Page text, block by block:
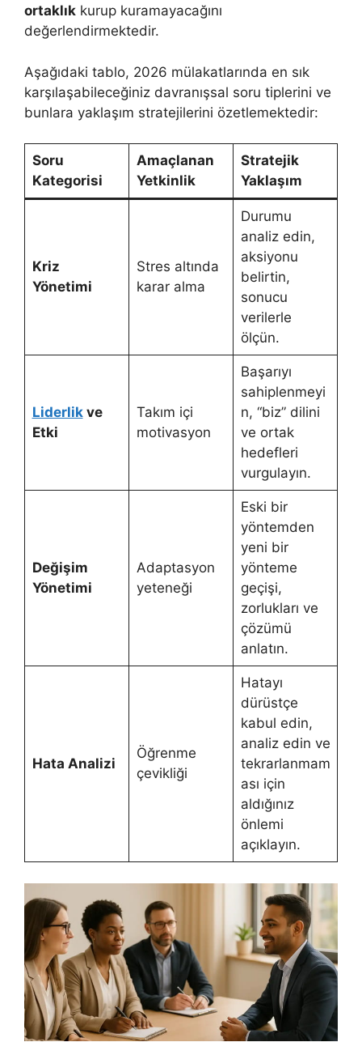
ortaklık kurup kuramayacağını
değerlendirmektedir.
Aşağıdaki tablo, 2026 mülakatlarında en sık
karşılaşabileceğiniz davranışsal soru tiplerini ve
bunlara yaklaşım stratejilerini özetlemektedir:
Soru
Kategorisi
Amaçlanan
Yetkinlik
Stratejik
Yaklaşım
Kriz
Yönetimi
Stres altında
karar alma
Durumu
analiz edin,
aksiyonu
belirtin,
sonucu
verilerle
ölçün.
Liderlikve
Etki
Takım içi
motivasyon
Başarıyı
sahiplenmeyi
n, “biz” dilini
ve ortak
hedefleri
vurgulayın.
Değişim
Yönetimi
Adaptasyon
yeteneği
Eski bir
yöntemden
yeni bir
yönteme
geçişi,
zorlukları ve
çözümü
anlatın.
Hata Analizi
Öğrenme
çevikliği
Hatayı
dürüstçe
kabul edin,
analiz edin ve
tekrarlanmam
ası için
aldığınız
önlemi
açıklayın.